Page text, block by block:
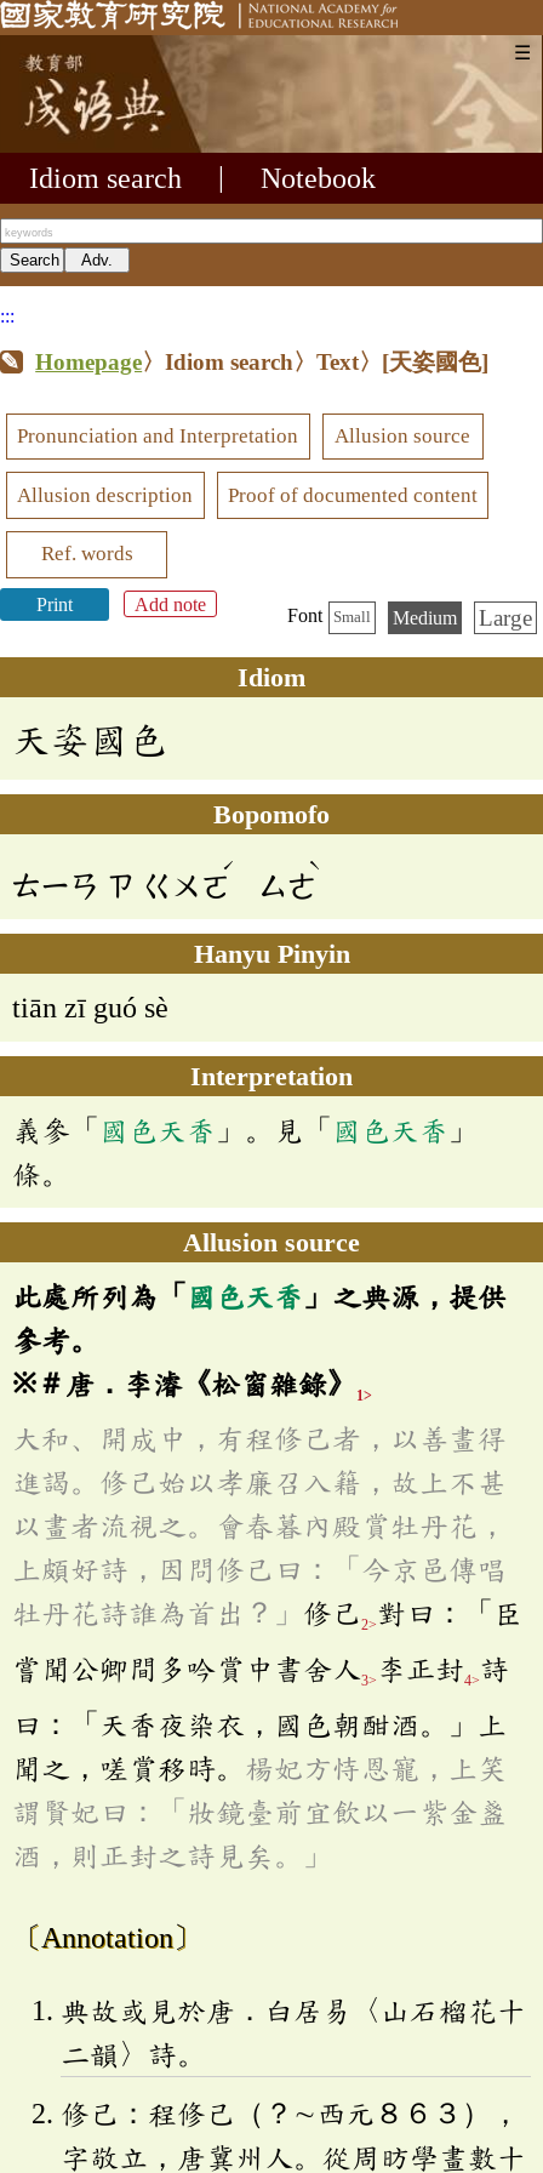
☰
Idiom search Notebook
:::
Homepage〉Idiom search〉Text〉 [天姿國色]
Pronunciation and Interpretation Allusion source
Allusion description Proof of documented content
Ref. words
Print Add note
Font Small Medium Large
Idiom
天姿國色
Bopomofo
ㄊㄧㄢ ㄗ ㄍㄨㄛ
ˊ
ㄙㄜ
ˋ
Hanyu Pinyin
tiān zī guó sè
Interpretation
義參「 國色天香 」。見「 國色天香 」
條。
Allusion source
此處所列為「 國色天香 」之典源，提供
參考。
※＃唐．李濬《松窗雜錄》
1>
大和、開成中，有程修己者，以善畫得
進謁。修己始以孝廉召入籍，故上不甚
以畫者流視之。會春暮內殿賞牡丹花，
上頗好詩，因問修己曰：「今京邑傳唱
牡丹花詩誰為首出？」 修己2>對曰：「臣
嘗聞公卿間多吟賞中書舍人3> 李正封4>詩
曰：「天香夜染衣，國色朝酣酒。」上
聞之，嗟賞移時。 楊妃方恃恩寵，上笑
謂賢妃曰：「妝鏡臺前宜飲以一紫金盞
酒，則正封之詩見矣。」
〔Annotation〕
典故或見於唐．白居易〈山石榴花十
二韻〉詩。
修己：程修己（？∼西元８６３），
字敬立，唐冀州人。從周昉學畫數十